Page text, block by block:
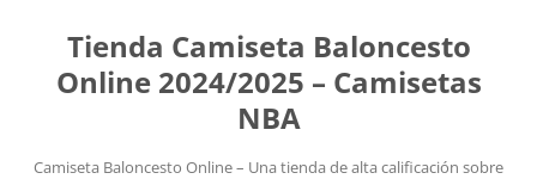
Tienda Camiseta Baloncesto
Online 2024/2025 – Camisetas
NBA
Camiseta Baloncesto Online – Una tienda de alta calificación sobre